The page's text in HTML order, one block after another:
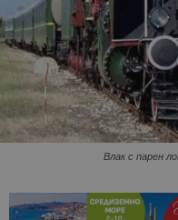
Влак с парен